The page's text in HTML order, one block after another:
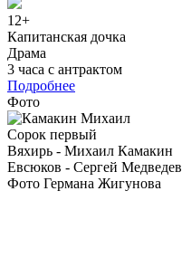
12+
Капитанская дочка
Драма
3 часа с антрактом
Подробнее
Фото
Сорок первый
Вяхирь - Михаил Камакин
Евсюков - Сергей Медведев
Фото Германа Жигунова